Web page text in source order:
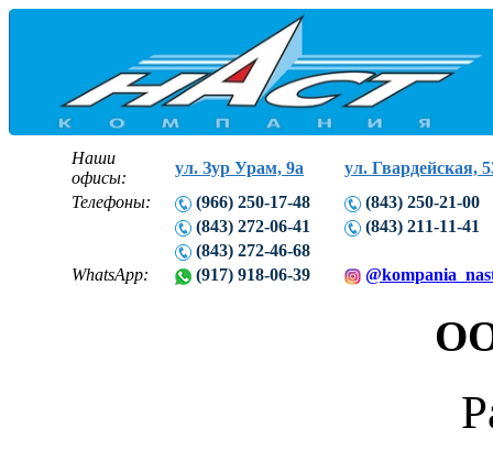
Наши
офисы:
ул. Зур Урам, 9а
ул. Гвардейская,
Телефоны:
(966) 250-17-48
(843) 250-21-00
(843) 272-06-41
(843) 211-11-41
(843) 272-46-68
WhatsApp:
(917) 918-06-39